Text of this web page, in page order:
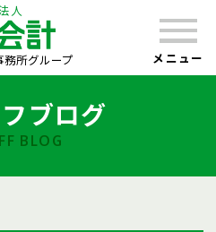
人
所グループ メニュー
ブログ
BLOG